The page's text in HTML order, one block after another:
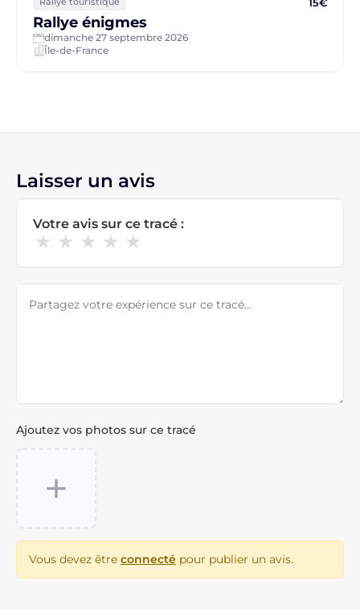
Rallye énigmes
dimanche 27 septembre 2026
Île-de-France
Laisser un avis
Votre avis sur ce tracé :
Ajoutez vos photos sur ce tracé
Vous devez être connecté pour publier un avis.